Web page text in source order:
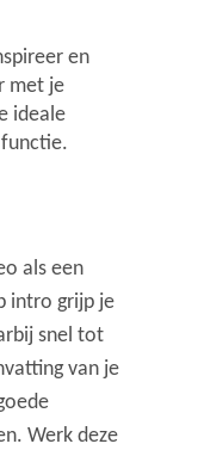
en
met je
ideale
als een
intro grijp je
snel tot
van je
Werk deze